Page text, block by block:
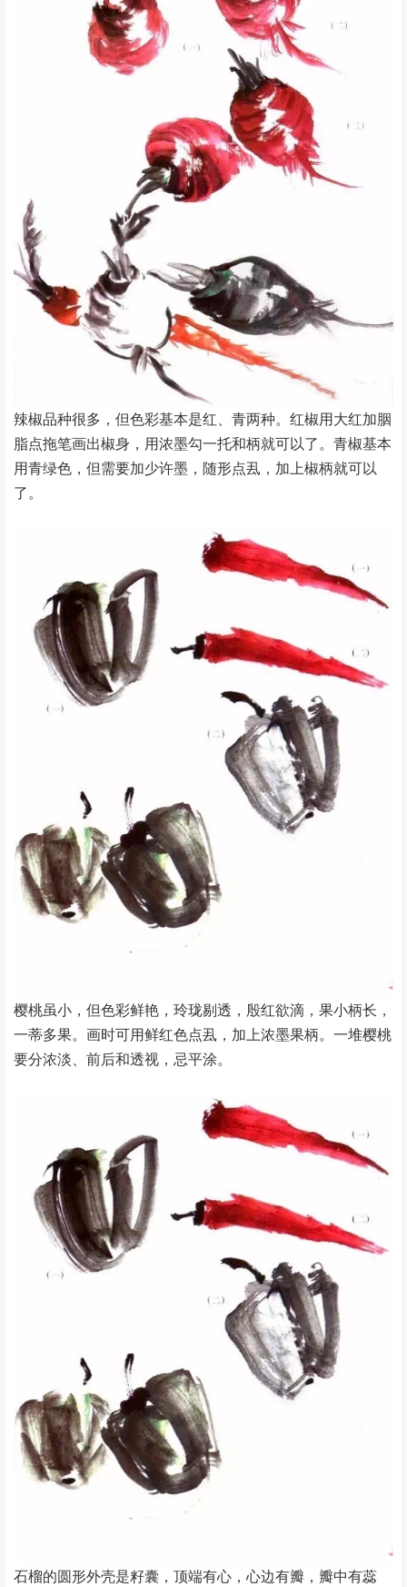
辣椒品种很多，但色彩基本是红、青两种。红椒用大红加胭
脂点拖笔画出椒身，用浓墨勾一托和柄就可以了。青椒基本
用青绿色，但需要加少许墨，随形点厾，加上椒柄就可以
了。
樱桃虽小，但色彩鲜艳，玲珑剔透，殷红欲滴，果小柄长，
一蒂多果。画时可用鲜红色点厾，加上浓墨果柄。一堆樱桃
要分浓淡、前后和透视，忌平涂。
石榴的圆形外壳是籽囊，顶端有心，心边有瓣，瓣中有蕊